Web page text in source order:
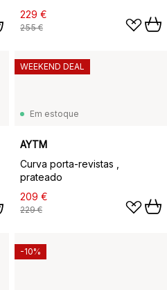
229 €
255 €
Em estoque
AYTM
Curva porta-revistas ,
prateado
209 €
229 €
WEEKEND DEAL
-10%